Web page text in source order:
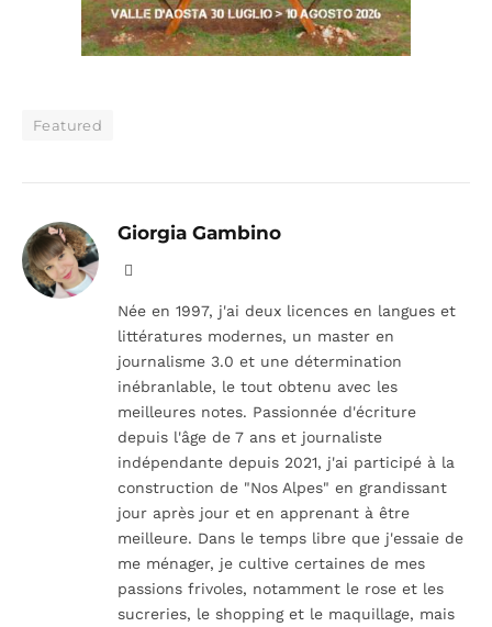
Featured
Giorgia Gambino
Née en 1997, j'ai deux licences en langues et
littératures modernes, un master en
journalisme 3.0 et une détermination
inébranlable, le tout obtenu avec les
meilleures notes. Passionnée d'écriture
depuis l'âge de 7 ans et journaliste
indépendante depuis 2021, j'ai participé à la
construction de "Nos Alpes" en grandissant
jour après jour et en apprenant à être
meilleure. Dans le temps libre que j'essaie de
me ménager, je cultive certaines de mes
passions frivoles, notamment le rose et les
sucreries, le shopping et le maquillage, mais